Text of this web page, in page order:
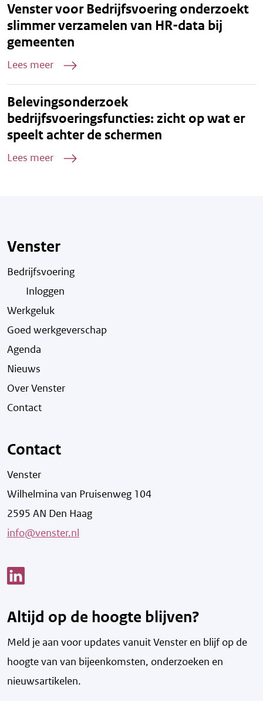
Venster voor Bedrijfsvoering onderzoekt
slimmer verzamelen van HR-data bij
gemeenten
Lees meer
Belevingsonderzoek
bedrijfsvoeringsfuncties: zicht op wat er
speelt achter de schermen
Lees meer
Venster
Bedrijfsvoering
Inloggen
Werkgeluk
Goed werkgeverschap
Agenda
Nieuws
Over Venster
Contact
Contact
Venster
Wilhelmina van Pruisenweg 104
2595 AN Den Haag
info@venster.nl
Altijd op de hoogte blijven?
Meld je aan voor updates vanuit Venster en blijf op de
hoogte van van bijeenkomsten, onderzoeken en
nieuwsartikelen.